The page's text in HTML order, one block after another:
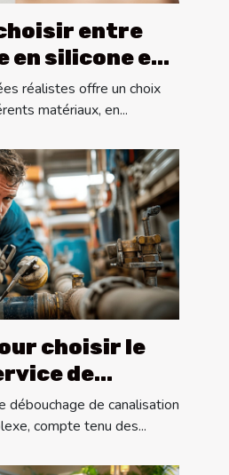
entre
en silicone et
? réalistes offre un choix
matériaux, en...
choisir le
de
de
débouchage de canalisation
compte tenu des...